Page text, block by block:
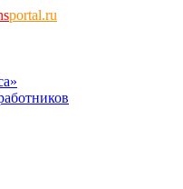
portal.ru